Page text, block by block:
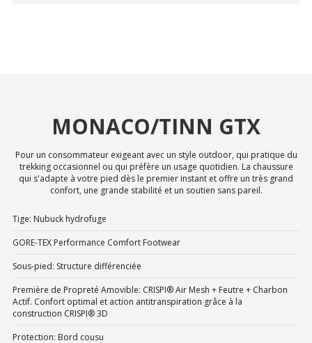
MONACO/TINN GTX
Pour un consommateur exigeant avec un style outdoor, qui pratique du
trekking occasionnel ou qui préfère un usage quotidien. La chaussure
qui s'adapte à votre pied dès le premier instant et offre un très grand
confort, une grande stabilité et un soutien sans pareil.
Tige: Nubuck hydrofuge
GORE-TEX Performance Comfort Footwear
Sous-pied: Structure différenciée
Première de Propreté Amovible: CRISPI® Air Mesh + Feutre + Charbon
Actif. Confort optimal et action antitranspiration grâce à la
construction CRISPI® 3D
Protection: Bord cousu